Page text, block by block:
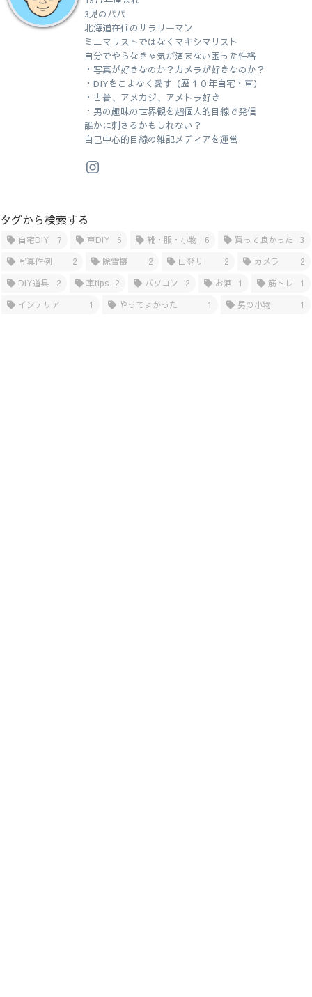
3児のパパ
北海道在住のサラリーマン
ミニマリストではなくマキシマリスト
自分でやらなきゃ気が済まない困った性格
・写真が好きなのか？カメラが好きなのか？
・DIYをこよなく愛す（歴１０年自宅・車）
・古着、アメカジ、アメトラ好き
・男の趣味の世界観を超個人的目線で発信
誰かに刺さるかもしれない？
自己中心的目線の雑記メディアを運営
タグから検索する
自宅DIY 7 車DIY 6 靴・服・小物 6 買って良かった
3
写真作例
2 除雪機 2 山登り 2 カメラ
2
DIY道具
2 車tips 2 パソコン 2 お酒 1 筋トレ
1
インテリア
1 やってよかった 1 男の小物 1